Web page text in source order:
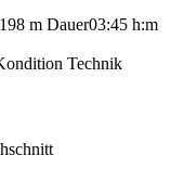
m Dauer03:45 h:m
Technik